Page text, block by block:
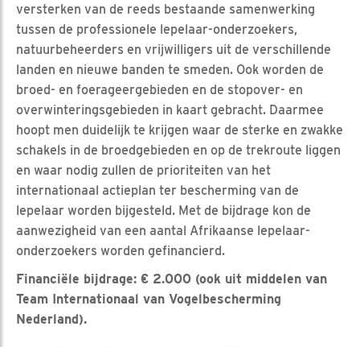
versterken van de reeds bestaande samenwerking
tussen de professionele lepelaar-onderzoekers,
natuurbeheerders en vrijwilligers uit de verschillende
landen en nieuwe banden te smeden. Ook worden de
broed- en foerageergebieden en de stopover- en
overwinteringsgebieden in kaart gebracht. Daarmee
hoopt men duidelijk te krijgen waar de sterke en zwakke
schakels in de broedgebieden en op de trekroute liggen
en waar nodig zullen de prioriteiten van het
internationaal actieplan ter bescherming van de
lepelaar worden bijgesteld. Met de bijdrage kon de
aanwezigheid van een aantal Afrikaanse lepelaar-
onderzoekers worden gefinancierd.
Financiële bijdrage: € 2.000 (ook uit middelen van
Team Internationaal van Vogelbescherming
Nederland).